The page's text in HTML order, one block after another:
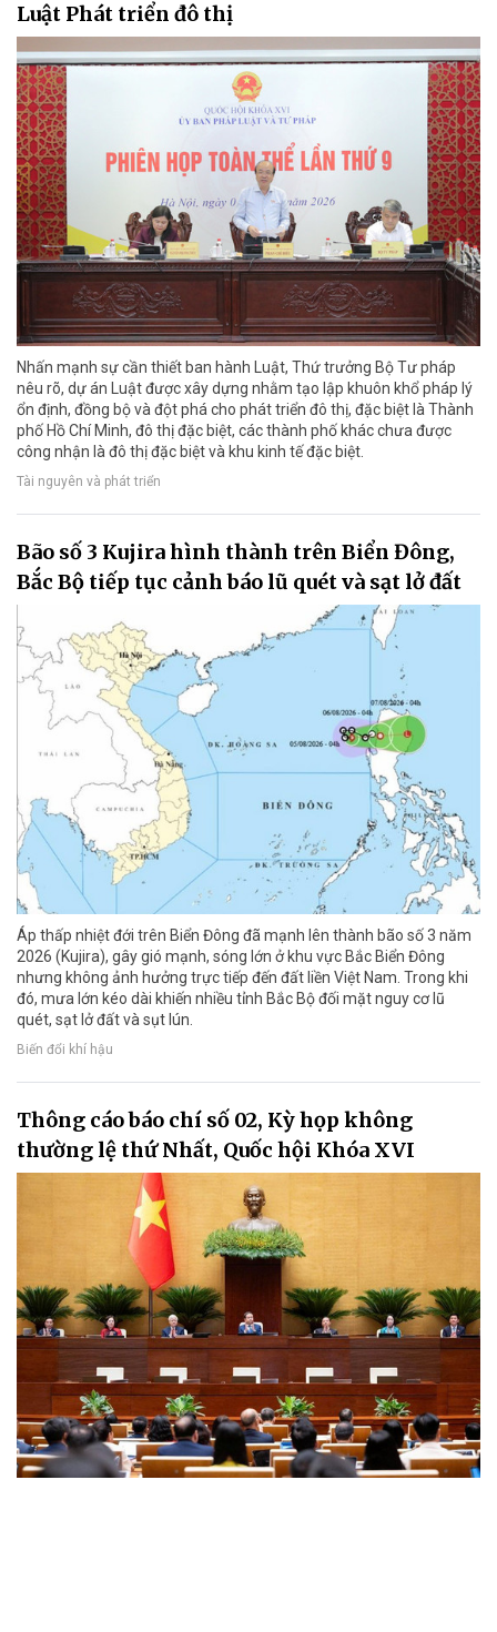
Luật Phát triển đô thị
Nhấn mạnh sự cần thiết ban hành Luật, Thứ trưởng Bộ Tư pháp
nêu rõ, dự án Luật được xây dựng nhằm tạo lập khuôn khổ pháp lý
ổn định, đồng bộ và đột phá cho phát triển đô thị, đặc biệt là Thành
phố Hồ Chí Minh, đô thị đặc biệt, các thành phố khác chưa được
công nhận là đô thị đặc biệt và khu kinh tế đặc biệt.
Tài nguyên và phát triển
Bão số 3 Kujira hình thành trên Biển Đông,
Bắc Bộ tiếp tục cảnh báo lũ quét và sạt lở đất
Áp thấp nhiệt đới trên Biển Đông đã mạnh lên thành bão số 3 năm
2026 (Kujira), gây gió mạnh, sóng lớn ở khu vực Bắc Biển Đông
nhưng không ảnh hưởng trực tiếp đến đất liền Việt Nam. Trong khi
đó, mưa lớn kéo dài khiến nhiều tỉnh Bắc Bộ đối mặt nguy cơ lũ
quét, sạt lở đất và sụt lún.
Biến đổi khí hậu
Thông cáo báo chí số 02, Kỳ họp không
thường lệ thứ Nhất, Quốc hội Khóa XVI